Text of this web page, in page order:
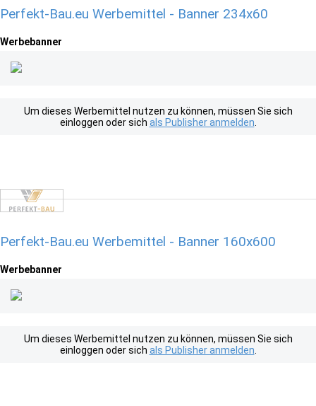
Perfekt-Bau.eu Werbemittel - Banner 234x60
Werbebanner
Um dieses Werbemittel nutzen zu können, müssen Sie sich
einloggen oder sich als Publisher anmelden
Perfekt-Bau.eu Werbemittel - Banner 160x600
Werbebanner
Um dieses Werbemittel nutzen zu können, müssen Sie sich
einloggen oder sich als Publisher anmelden